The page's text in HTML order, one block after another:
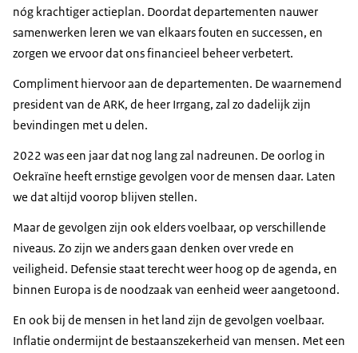
nóg krachtiger actieplan. Doordat departementen nauwer
samenwerken leren we van elkaars fouten en successen, en
zorgen we ervoor dat ons financieel beheer verbetert.
Compliment hiervoor aan de departementen. De waarnemend
president van de ARK, de heer Irrgang, zal zo dadelijk zijn
bevindingen met u delen.
2022 was een jaar dat nog lang zal nadreunen. De oorlog in
Oekraïne heeft ernstige gevolgen voor de mensen daar. Laten
we dat altijd voorop blijven stellen.
Maar de gevolgen zijn ook elders voelbaar, op verschillende
niveaus. Zo zijn we anders gaan denken over vrede en
veiligheid. Defensie staat terecht weer hoog op de agenda, en
binnen Europa is de noodzaak van eenheid weer aangetoond.
En ook bij de mensen in het land zijn de gevolgen voelbaar.
Inflatie ondermijnt de bestaanszekerheid van mensen. Met een